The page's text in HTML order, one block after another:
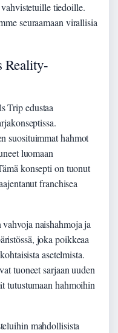
tiedoille.
seuraamaan virallisia
Reality-
Trip edustaa
suosituimmat hahmot
luomaan
konsepti on tuonut
franchisea
naishahmoja ja
joka poikkeaa
asetelmista.
tuoneet sarjaan uuden
tutustumaan hahmoihin
mahdollisista